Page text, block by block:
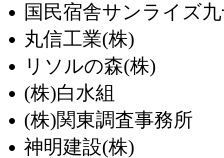
国民宿舎サンライズ
丸信工業(株)
リソルの森(株)
(株)白水組
(株)関東調査事務所
神明建設(株)